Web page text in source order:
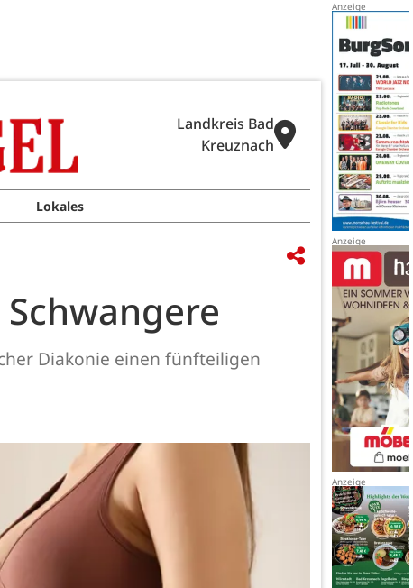
Landkreis Bad
Kreuznach
Lokales
Diakonie einen fünfteiligen